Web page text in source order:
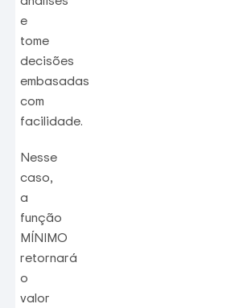
e
tome
decisões
embasadas
com
facilidade.
Nesse
caso,
a
função
MÍNIMO
retornará
o
valor